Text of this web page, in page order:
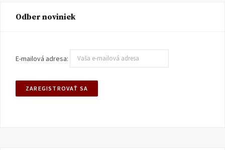
Odber noviniek
E-mailová adresa: